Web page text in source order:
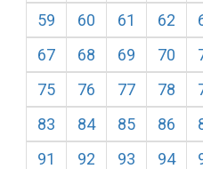
59
60 61 62
67
68 69 70
75
76 77 78
83
84 85 86
91
92 93 94